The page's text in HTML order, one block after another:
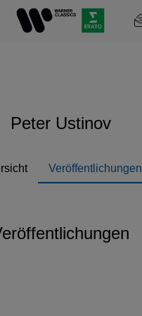
Peter Ustinov
Veröffentlichungen